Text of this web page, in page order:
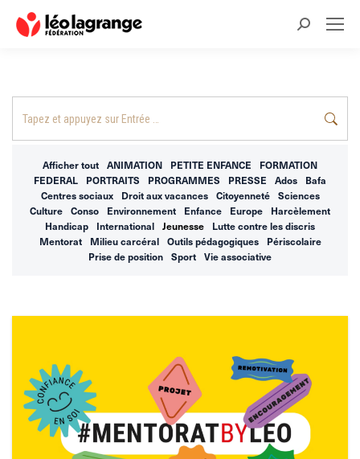
Recherche
Afficher tout ANIMATION PETITE ENFANCE
FORMATION
FEDERAL
PORTRAITS PROGRAMMES PRESSE Ados
Bafa
Centres sociaux
Droit aux vacances Citoyenneté
Sciences
Culture
Conso Environnement Enfance Europe
Harcèlement
Handicap
International Jeunesse
Lutte contre les discris
Mentorat
Milieu carcéral Outils pédagogiques
Périscolaire
Prise de position
Sport Vie associative